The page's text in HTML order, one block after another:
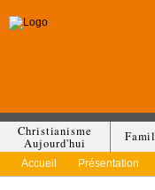
Christianisme
Aujourd'hui
Accueil Présentation